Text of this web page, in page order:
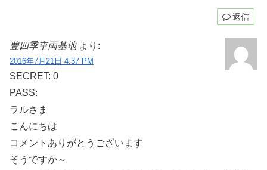
返信
豊四季車両基地 より:
2016年7月21日 4:37 PM
SECRET: 0
PASS:
ラルさま
こんにちは
コメントありがとうございます
そうですか～